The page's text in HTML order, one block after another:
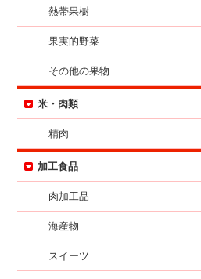
熱帯果樹
果実的野菜
その他の果物
米・肉類
精肉
加工食品
肉加工品
海産物
スイーツ